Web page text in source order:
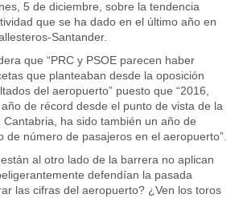
5 de diciembre, sobre la tendencia
que se ha dado en el último año en
Santander.
que “PRC y PSOE parecen haber
que planteaban desde la oposición
del aeropuerto” puesto que “2016,
de récord desde el punto de vista de la
ha sido también un año de
de número de pasajeros en el aeropuerto”.
al otro lado de la barrera no aplican
defendían la pasada
las cifras del aeropuerto? ¿Ven los toros